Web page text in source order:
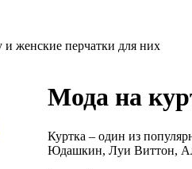
женские перчатки для них
Мода на
Куртка – один из
Юдашкин, Луи Виттон,